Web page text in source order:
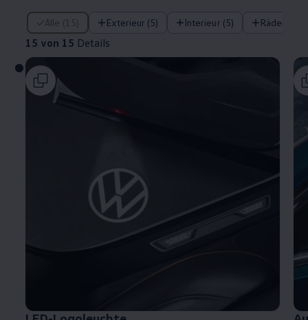
Alle (15) Exterieur (5) Interieur (5) Räder (5)
15 von 15 Details
15 von 15 Details